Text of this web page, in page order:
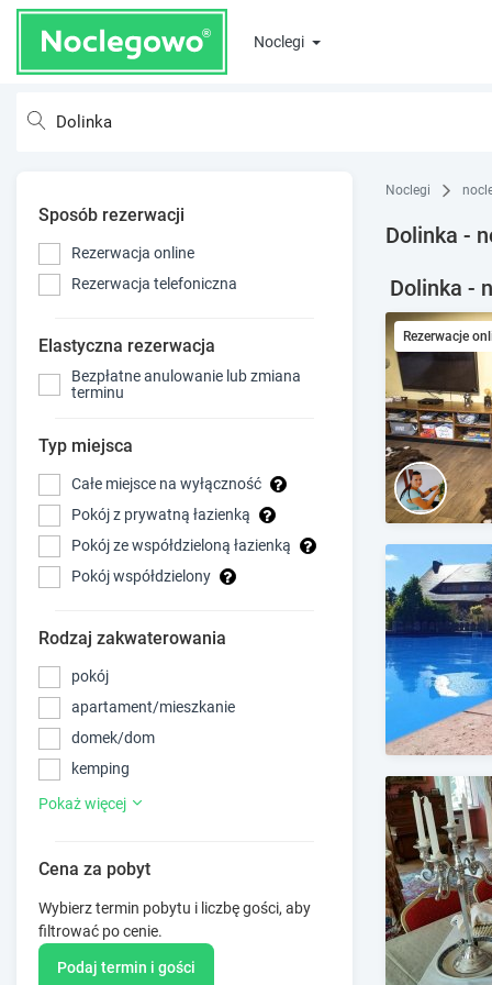
Noclegi
Sposób rezerwacji
Rezerwacja online
Rezerwacja telefoniczna
Elastyczna rezerwacja
Bezpłatne anulowanie lub zmiana
terminu
Typ miejsca
Całe miejsce na wyłączność
Pokój z prywatną łazienką
Pokój ze współdzieloną łazienką
Pokój współdzielony
Rodzaj zakwaterowania
pokój
apartament/mieszkanie
domek/dom
kemping
Pokaż więcej
Cena za pobyt
Wybierz termin pobytu i liczbę gości, aby
filtrować po cenie.
Podaj termin i gości
Noclegi
Dolinka -
Dolinka -
Rezerwacje